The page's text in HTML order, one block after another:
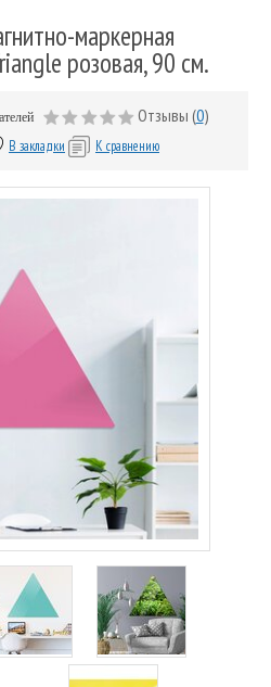
маркерная
розовая, 90 см.
Отзывы (0)
В закладки К сравнению